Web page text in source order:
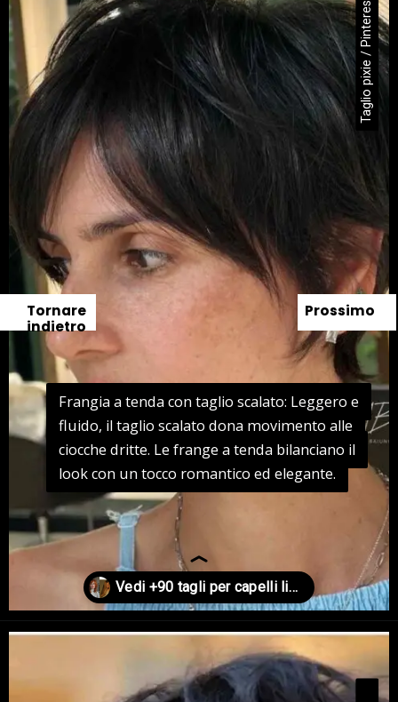
Frangia a tenda con taglio scalato: Leggero e
fluido, il taglio scalato dona movimento alle
ciocche dritte. Le frange a tenda bilanciano il
look con un tocco romantico ed elegante.
Frangia a tenda con taglio scalato: Leggero e
fluido, il taglio scalato dona movimento alle
ciocche dritte. Le frange a tenda bilanciano il
look con un tocco romantico ed elegante.
Prossimo
Tornare
indietro
Taglio pixie / Pinterest